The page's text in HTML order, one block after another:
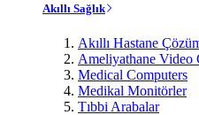
Akıllı Sağlık
Akıllı Hastane
Ameliyathane Video
Medical Computers
Medikal Monitörler
Tıbbi Arabalar